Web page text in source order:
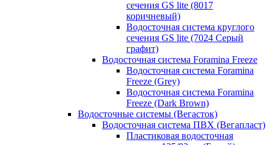
сечения GS lite (8017
коричневый)
Водосточная система круглого
сечения GS lite (7024 Серый
графит)
Водосточная система Foramina Freeze
Водосточная система Foramina
Freeze (Grey)
Водосточная система Foramina
Freeze (Dark Brown)
Водосточные системы (Вегасток)
Водосточная система ПВХ (Вегапласт)
Пластиковая водосточная